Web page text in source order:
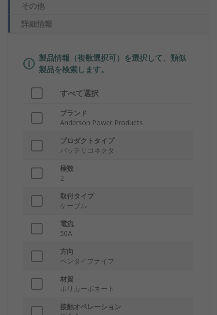
その他
詳細情報
製品情報（複数選択可）を選択して、類似
製品を検索します。
すべて選択
ブランド
Anderson Power Products
プロダクトタイプ
バッテリコネクタ
極数
2
取付タイプ
ケーブル
電流
50A
方向
ペンタイプナイフ
材質
ポリカーボネート
接触オペレーション